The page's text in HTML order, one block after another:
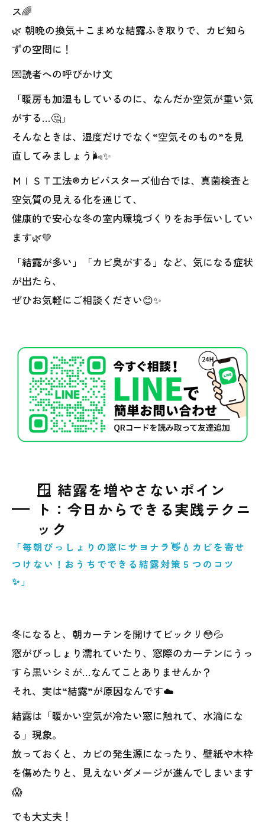
ス🌈
🌿 朝晩の換気＋こまめな結露ふき取りで、カビ知ら
ずの空間に！
💌読者への呼びかけ文
「暖房も加湿もしているのに、なんだか空気が重い気
がする…🤔」
そんなときは、湿度だけでなく“空気そのもの”を見
直してみましょう🌬️✨
ＭＩＳＴ工法®カビバスターズ仙台では、真菌検査と
空気質の見える化を通じて、
健康的で安心な冬の室内環境づくりをお手伝いしてい
ます🌿💚
「結露が多い」「カビ臭がする」など、気になる症状
が出たら、
ぜひお気軽にご相談ください😊✨
🪟 結露を増やさないポイン
ト：今日からできる実践テクニ
ック
「毎朝びっしょりの窓にサヨナラ👋💧カビを寄せ
つけない！おうちでできる結露対策５つのコツ
✨」
冬になると、朝カーテンを開けてビックリ😳💦
窓がびっしょり濡れていたり、窓際のカーテンにうっ
すら黒いシミが…なんてことありませんか？
それ、実は“結露”が原因なんです☁️
結露は「暖かい空気が冷たい窓に触れて、水滴にな
る」現象。
放っておくと、カビの発生源になったり、壁紙や木枠
を傷めたりと、見えないダメージが進んでしまいます
😱
でも大丈夫！